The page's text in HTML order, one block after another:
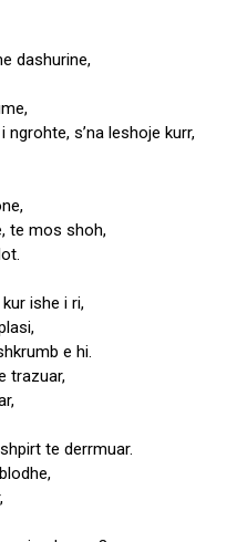
dashurine,
s’na leshoje kurr,
te mos shoh,
ishe i ri,
e hi.
trazuar,
te derrmuar.